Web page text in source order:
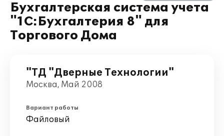
Бухгалтерская система учета
"1С:Бухгалтерия 8" для
Торгового Дома
"ТД "Дверные Технологии"
Москва, Май 2008
Вариант работы
Файловый